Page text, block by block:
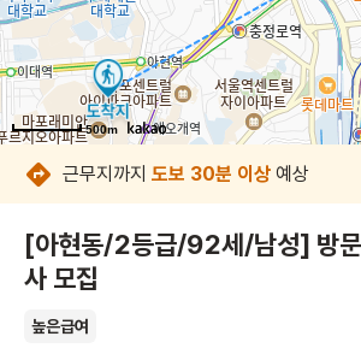
500m
500m
500m
500m
500m
500m
500m
500m
근무지까지 도보 30분 이상 예상
[아현동/2등급/92세/남성] 방
사 모집
높은급여